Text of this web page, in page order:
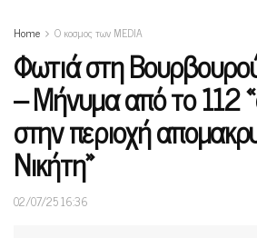
Home Ο κοσμος των MEDIA
Φωτιά στη
– Μήνυμα από το 112
στην περιοχή
Νικήτη»
02/07/25 16:36